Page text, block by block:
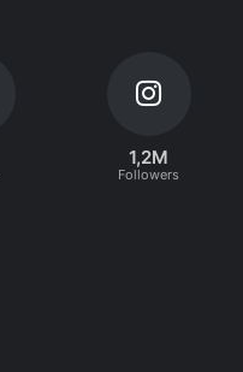
1,2M
Followers